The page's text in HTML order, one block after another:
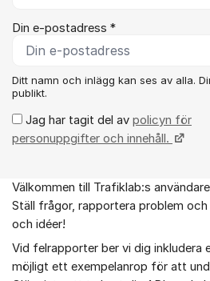
Din e-postadress *
Ditt namn och inlägg kan ses av alla.
publikt.
Jag har tagit del av policyn för
personuppgifter och innehåll.
Om forumet
Välkommen till Trafiklab:s
Ställ frågor, rapportera problem
och idéer!
Vid felrapporter ber vi dig inkludera
möjligt ett exempelanrop för att